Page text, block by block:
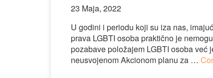
23 Maja, 2022
U godini i periodu koji su iza nas,
prava LGBTI osoba praktično je
pozabave položajem LGBTI osoba
neusvojenom Akcionom planu za …